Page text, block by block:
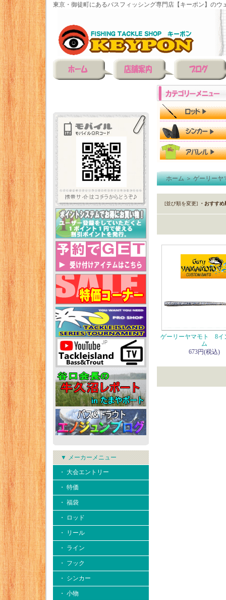
東京・御徒町にあるバスフィッシング専門店【キーポン】のウ
▼ メーカーメニュー
・ 大会エントリー
・ 特価
・ 福袋
・ ロッド
・ リール
・ ライン
・ フック
・ シンカー
・ 小物
ホーム＞ゲーリーヤ
[並び順を変更] ・おすすめ
ゲーリーヤマモト 8イ
ム
673円(税込)